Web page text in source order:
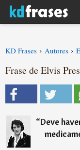
KD Frases › Autores ›
Frase de Elvis
“Deve